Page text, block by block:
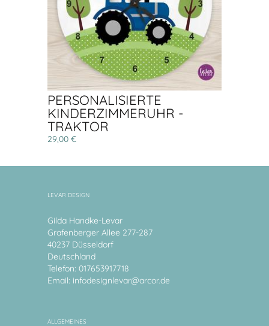
PERSONALISIERTE
KINDERZIMMERUHR -
TRAKTOR
29,00 €
LEVAR DESIGN
Gilda Handke-Levar
Grafenberger Allee 277-287
40237 Düsseldorf
Deutschland
Telefon: 017653917718
Email: infodesignlevar@arcor.de
ALLGEMEINES